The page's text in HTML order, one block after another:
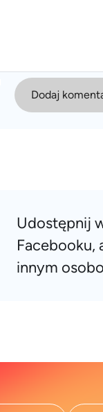
Dodaj
Udostępnij
Facebooku,
innym